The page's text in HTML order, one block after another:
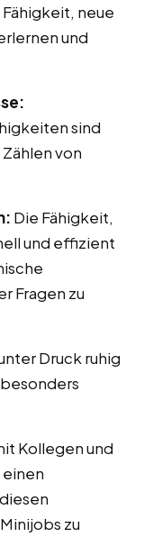
Fähigkeit, neue
und
sind
von
Die Fähigkeit,
und effizient
Fragen zu
Druck ruhig
Kollegen und
zu